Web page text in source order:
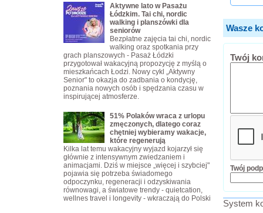
Wasze
Twój
Twój
System
Aktywne lato w Pasażu
Łódzkim. Tai chi, nordic
walking i planszówki dla
seniorów
Bezpłatne zajęcia tai chi, nordic
walking oraz spotkania przy
grach planszowych - Pasaż Łódzki
przygotował wakacyjną propozycję z myślą o
mieszkańcach Łodzi. Nowy cykl „Aktywny
Senior" to okazja do zadbania o kondycję,
poznania nowych osób i spędzania czasu w
inspirującej atmosferze.
51% Polaków wraca z urlopu
zmęczonych, dlatego coraz
chętniej wybieramy wakacje,
które regenerują
Kilka lat temu wakacyjny wyjazd kojarzył się
głównie z intensywnym zwiedzaniem i
animacjami. Dziś w miejsce „więcej i szybciej"
pojawia się potrzeba świadomego
odpoczynku, regeneracji i odzyskiwania
równowagi, a światowe trendy - quietcation,
wellnes travel i longevity - wkraczają do Polski